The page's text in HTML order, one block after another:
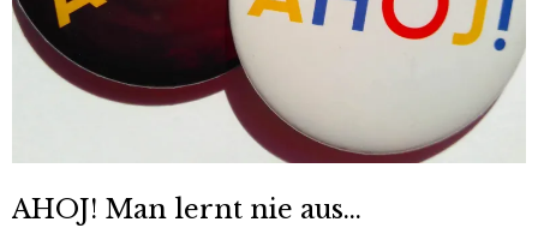
AHOJ! Man lernt nie aus…